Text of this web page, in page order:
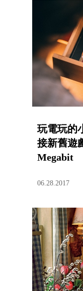
玩電玩的
接新舊遊
Megabit
06.28.2017